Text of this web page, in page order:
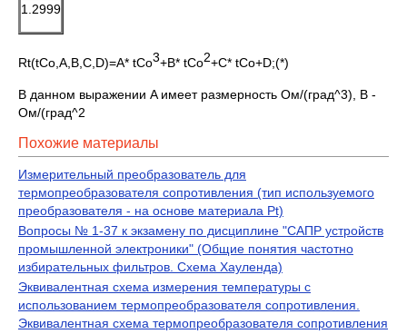
1.2999
Rt(tCo,A,B,C,D)=A* tCo3+B* tCo2+C* tCo+D;(*)
В данном выражении A имеет размерность Ом/(град^3), B -
Ом/(град^2
Похожие материалы
Измерительный преобразователь для
термопреобразователя сопротивления (тип используемого
преобразователя - на основе материала Pt)
Вопросы № 1-37 к экзамену по дисциплине "САПР устройств
промышленной электроники" (Общие понятия частотно
избирательных фильтров. Схема Хауленда)
Эквивалентная схема измерения температуры с
использованием термопреобразователя сопротивления.
Эквивалентная схема термопреобразователя сопротивления